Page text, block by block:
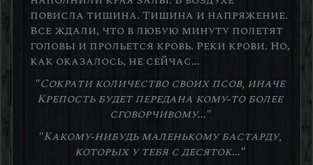
повисла тишина. Тишина и напряжение.
Все ждали, что в любую минуту полетят
головы и прольется кровь. Реки крови. Но,
как оказалось, не сейчас...
"Сократи количество своих псов, иначе
Крепость будет передана кому-то более
сговорчивому..."
"Какому-нибудь маленькому бастарду,
которых у тебя с десяток..."